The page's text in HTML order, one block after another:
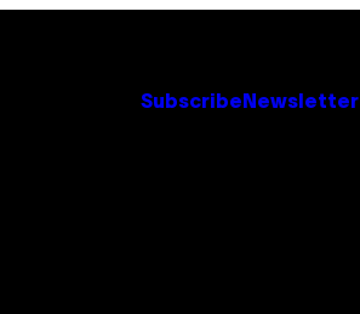
Subscribe Newsletter